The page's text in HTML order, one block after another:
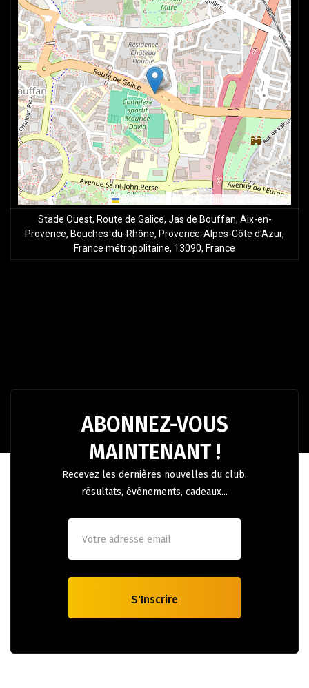
Leaflet Map data © OpenStreetMap
contributors
Stade Ouest, Route de Galice, Jas de Bouffan, Aix-en-
Provence, Bouches-du-Rhône, Provence-Alpes-Côte d'Azur,
France métropolitaine, 13090, France
ABONNEZ-VOUS
MAINTENANT !
Recevez les dernières nouvelles du club:
résultats, événements, cadeaux...